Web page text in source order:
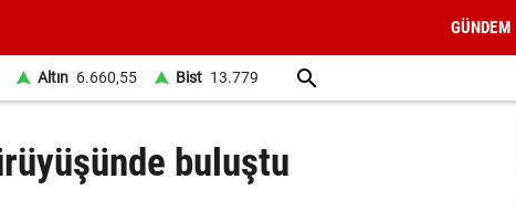
GÜNDEM
Altın 6.660,55 Bist 13.779
buluştu